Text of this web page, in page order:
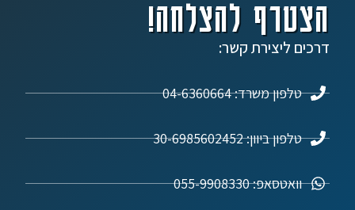
הצטרף להצלחה!
דרכים ליצירת קשר:
טלפון משרד: 04-6360664
טלפון ביוון: 30-6985602452
וואטסאפ: 055-9908330